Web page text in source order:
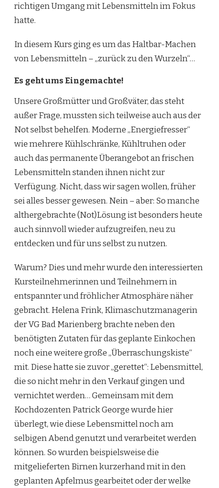
richtigen Umgang mit Lebensmitteln im Fokus
hatte.
In diesem Kurs ging es um das Haltbar-Machen
von Lebensmitteln – „zurück zu den Wurzeln“…
Es geht ums Eingemachte!
Unsere Großmütter und Großväter, das steht
außer Frage, mussten sich teilweise auch aus der
Not selbst behelfen. Moderne „Energiefresser“
wie mehrere Kühlschränke, Kühltruhen oder
auch das permanente Überangebot an frischen
Lebensmitteln standen ihnen nicht zur
Verfügung. Nicht, dass wir sagen wollen, früher
sei alles besser gewesen. Nein – aber: So manche
althergebrachte (Not)Lösung ist besonders heute
auch sinnvoll wieder aufzugreifen, neu zu
entdecken und für uns selbst zu nutzen.
Warum? Dies und mehr wurde den interessierten
Kursteilnehmerinnen und Teilnehmern in
entspannter und fröhlicher Atmosphäre näher
gebracht. Helena Frink, Klimaschutzmanagerin
der VG Bad Marienberg brachte neben den
benötigten Zutaten für das geplante Einkochen
noch eine weitere große „Überraschungskiste“
mit. Diese hatte sie zuvor „gerettet“: Lebensmittel,
die so nicht mehr in den Verkauf gingen und
vernichtet werden… Gemeinsam mit dem
Kochdozenten Patrick George wurde hier
überlegt, wie diese Lebensmittel noch am
selbigen Abend genutzt und verarbeitet werden
können. So wurden beispielsweise die
mitgelieferten Birnen kurzerhand mit in den
geplanten Apfelmus gearbeitet oder der welke